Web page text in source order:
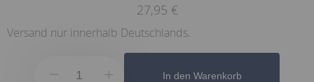
27,95 €
Versand nur innerhalb Deutschlands.
In den Warenkorb